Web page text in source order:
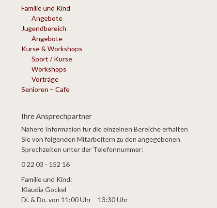
Familie und Kind
Angebote
Jugendbereich
Angebote
Kurse & Workshops
Sport / Kurse
Workshops
Vorträge
Senioren – Cafe
Ihre Ansprechpartner
Nähere Information für die einzelnen Bereiche erhalten
Sie von folgenden Mitarbeitern zu den angegebenen
Sprechzeiten unter der Telefonnummer:
0 22 03 - 152 16
Familie und Kind:
Klaudia Gockel
Di. & Do. von 11:00 Uhr – 13:30 Uhr